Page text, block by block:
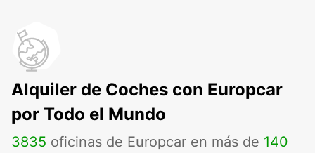
Alquiler de Coches con Europcar
por Todo el Mundo
3835 oficinas de Europcar en más de 140